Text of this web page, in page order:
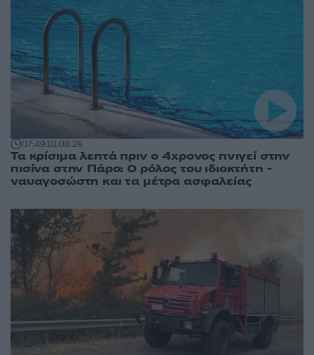
07:4910.08.26
Τα κρίσιμα λεπτά πριν ο 4χρονος πνιγεί στην
πισίνα στην Πάρο: Ο ρόλος του ιδιοκτήτη -
ναυαγοσώστη και τα μέτρα ασφαλείας